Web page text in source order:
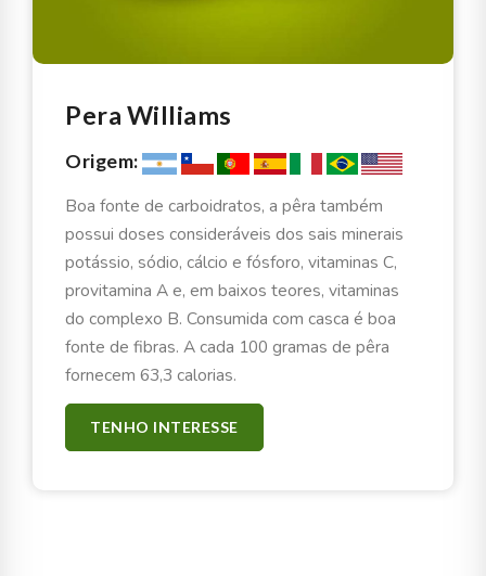
Pera Williams
Origem:
Boa fonte de carboidratos, a pêra também
possui doses consideráveis dos sais minerais
potássio, sódio, cálcio e fósforo, vitaminas C,
provitamina A e, em baixos teores, vitaminas
do complexo B. Consumida com casca é boa
fonte de fibras. A cada 100 gramas de pêra
fornecem 63,3 calorias.
TENHO INTERESSE